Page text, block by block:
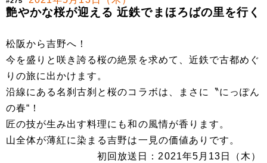
艶やかな桜が迎える 近鉄でまほろばの里を行く
松阪から吉野へ！
今を盛りと咲き誇る桜の絶景を求めて、近鉄で古都めぐ
りの旅に出かけます。
沿線にある名刹古刹と桜のコラボは、まさに〝にっぽん
の春“！
匠の技が生み出す料理にも和の風情が香ります。
山全体が薄紅に染まる吉野は一見の価値ありです。
初回放送日：2021年5月13日（木）